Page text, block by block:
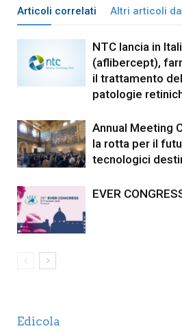
Articoli correlati Altri articoli
NTC lancia in
(aflibercept),
il trattamento
patologie
Annual Meeting
la rotta per il
tecnologici
EVER
Edicola